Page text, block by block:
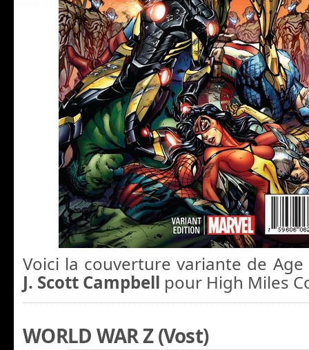
Voici la couverture variante de
J. Scott Campbell pour High Miles
WORLD WAR Z (Vost)